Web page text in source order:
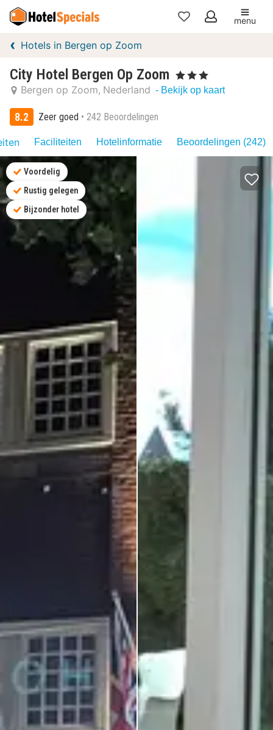
Mijn
menu
Hotels in Bergen op Zoom
City Hotel Bergen Op Zoom , 3 Sterren
Bergen op Zoom Nederland - Bekijk op kaart
8.2 Zeer goed 242 Beoordelingen
Faciliteiten Hotelinformatie Beoordelingen (242)
Voordelig
Rustig gelegen
Bijzonder hotel